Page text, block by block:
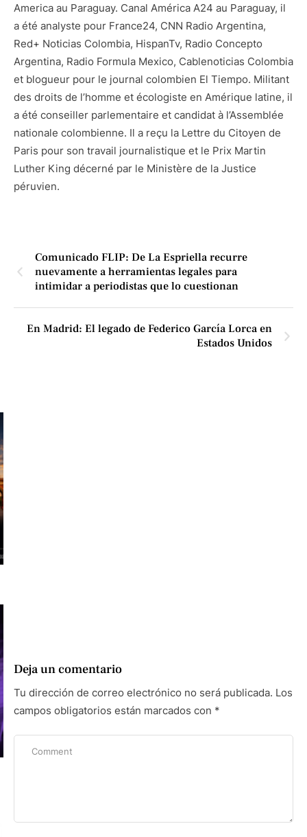
America au Paraguay. Canal América A24 au Paraguay, il
a été analyste pour France24, CNN Radio Argentina,
Red+ Noticias Colombia, HispanTv, Radio Concepto
Argentina, Radio Formula Mexico, Cablenoticias Colombia
et blogueur pour le journal colombien El Tiempo. Militant
des droits de l’homme et écologiste en Amérique latine, il
a été conseiller parlementaire et candidat à l’Assemblée
nationale colombienne. Il a reçu la Lettre du Citoyen de
Paris pour son travail journalistique et le Prix Martin
Luther King décerné par le Ministère de la Justice
péruvien.
Comunicado FLIP: De La Espriella recurre
nuevamente a herramientas legales para
intimidar a periodistas que lo cuestionan
En Madrid: El legado de Federico García Lorca en
Estados Unidos
Deja un comentario
Tu dirección de correo electrónico no será publicada. Los
campos obligatorios están marcados con *